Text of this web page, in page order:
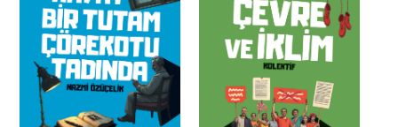
Detaylı
İncele
Detaylı
İncele